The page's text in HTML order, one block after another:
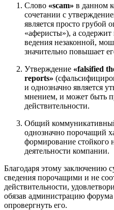
Слово «scam» в данном
сочетании с
является просто грубой
«аферисты»), а содержит
ведения незаконной,
значительно повышает
Утверждение «falsified
reports»
и однозначно является
мнением, и может быть
действительности.
Общий
однозначно порочащий
формирование стойкого
деятельности компании.
Благодаря этому заключению
сведения порочащими и не
действительности,
обязав администрацию
опровергнуть его.